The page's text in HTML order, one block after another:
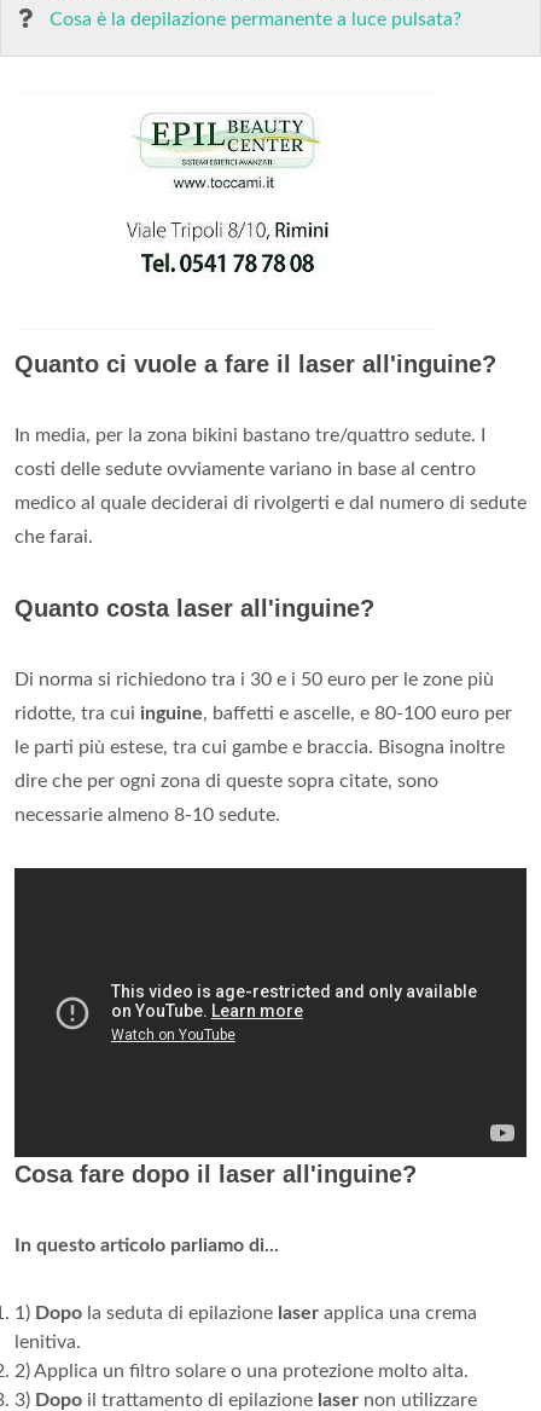
Cosa è la depilazione permanente a luce pulsata?
Quanto ci vuole a fare il laser all'inguine?
In media, per la zona bikini bastano tre/quattro sedute. I
costi delle sedute ovviamente variano in base al centro
medico al quale deciderai di rivolgerti e dal numero di sedute
che farai.
Quanto costa laser all'inguine?
Di norma si richiedono tra i 30 e i 50 euro per le zone più
ridotte, tra cui inguine, baffetti e ascelle, e 80-100 euro per
le parti più estese, tra cui gambe e braccia. Bisogna inoltre
dire che per ogni zona di queste sopra citate, sono
necessarie almeno 8-10 sedute.
Cosa fare dopo il laser all'inguine?
In questo articolo parliamo di...
1) Dopo la seduta di epilazione laser applica una crema
lenitiva.
2) Applica un filtro solare o una protezione molto alta.
3) Dopo il trattamento di epilazione laser non utilizzare